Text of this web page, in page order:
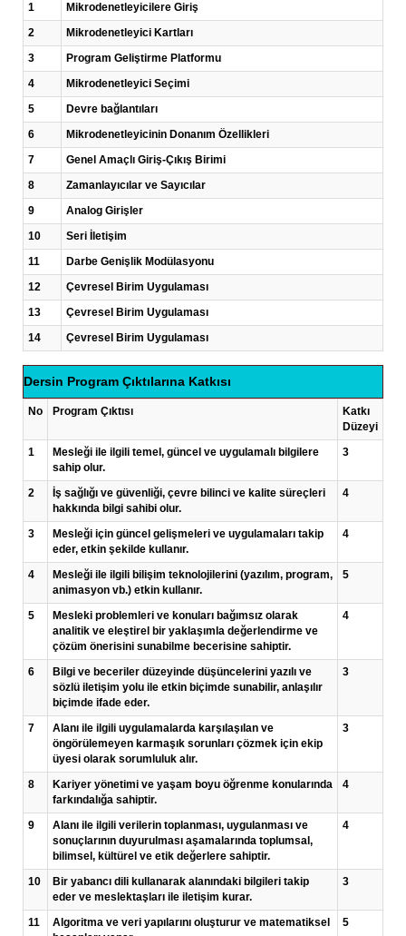
1
Mikrodenetleyicilere Giriş
2
Mikrodenetleyici Kartları
3
Program Geliştirme Platformu
4
Mikrodenetleyici Seçimi
5
Devre bağlantıları
6
Mikrodenetleyicinin Donanım Özellikleri
7
Genel Amaçlı Giriş-Çıkış Birimi
8
Zamanlayıcılar ve Sayıcılar
9
Analog Girişler
10
Seri İletişim
11
Darbe Genişlik Modülasyonu
12
Çevresel Birim Uygulaması
13
Çevresel Birim Uygulaması
14
Çevresel Birim Uygulaması
Dersin Program Çıktılarına Katkısı
No Program Çıktısı
Katkı
Düzeyi
1
Mesleği ile ilgili temel, güncel ve uygulamalı bilgilere
sahip olur.
3
2
İş sağlığı ve güvenliği, çevre bilinci ve kalite süreçleri
hakkında bilgi sahibi olur.
4
3
Mesleği için güncel gelişmeleri ve uygulamaları takip
eder, etkin şekilde kullanır.
4
4
Mesleği ile ilgili bilişim teknolojilerini (yazılım, program,
animasyon vb.) etkin kullanır.
5
5
Mesleki problemleri ve konuları bağımsız olarak
analitik ve eleştirel bir yaklaşımla değerlendirme ve
çözüm önerisini sunabilme becerisine sahiptir.
4
6
Bilgi ve beceriler düzeyinde düşüncelerini yazılı ve
sözlü iletişim yolu ile etkin biçimde sunabilir, anlaşılır
biçimde ifade eder.
3
7
Alanı ile ilgili uygulamalarda karşılaşılan ve
öngörülemeyen karmaşık sorunları çözmek için ekip
üyesi olarak sorumluluk alır.
3
8
Kariyer yönetimi ve yaşam boyu öğrenme konularında
farkındalığa sahiptir.
4
9
Alanı ile ilgili verilerin toplanması, uygulanması ve
sonuçlarının duyurulması aşamalarında toplumsal,
bilimsel, kültürel ve etik değerlere sahiptir.
4
10
Bir yabancı dili kullanarak alanındaki bilgileri takip
eder ve meslektaşları ile iletişim kurar.
3
11
Algoritma ve veri yapılarını oluşturur ve matematiksel
5